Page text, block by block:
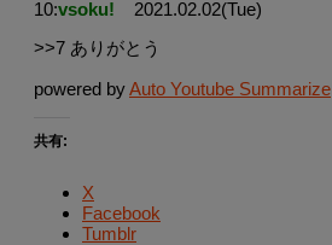
10:vsoku!
2021.02.02(Tue)
>>7 ありがとう
powered byAuto Youtube Summarize
共有:
X
Facebook
Tumblr